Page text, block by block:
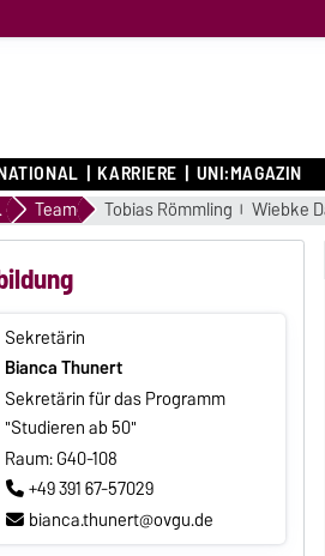
KARRIERE UNI:MAGAZIN
Team Tobias Römmling Wiebke
Sekretärin
Bianca Thunert
Sekretärin für das Programm
"Studieren ab 50"
Raum: G40-108
+49 391 67-57029
bianca.thunert@ovgu.de